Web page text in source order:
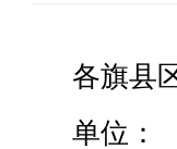
各旗县
单位：